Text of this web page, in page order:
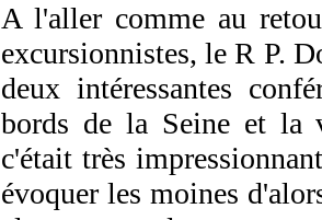
A l'aller comme au
excursionnistes, le R P.
deux intéressantes
bords de la Seine et la
c'était très
évoquer les moines